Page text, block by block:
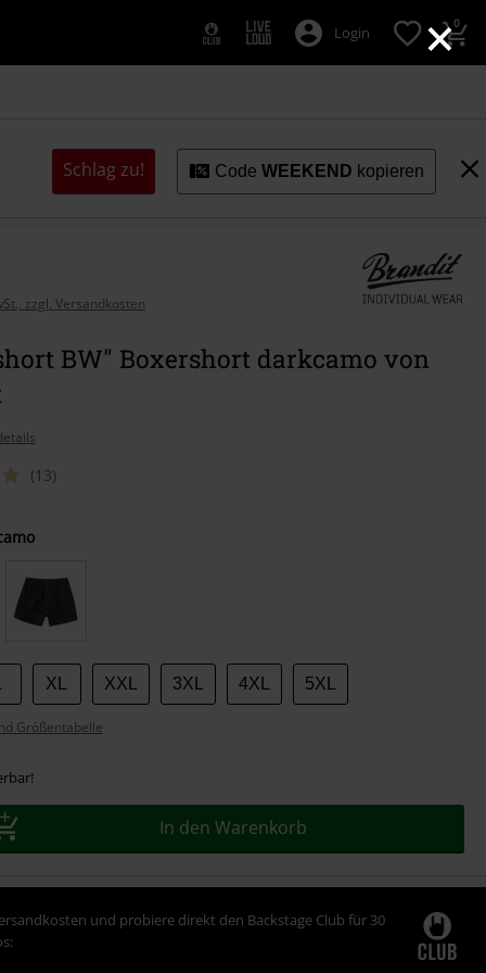
×
Login 0
Schlag zu! CodeWEEKEND kopieren
zzgl. Versandkosten
BW" Boxershort darkcamo von
(13)
XL XXL 3XL 4XL 5XL
Größentabelle
In den Warenkorb
und probiere direkt den Backstage Club für 30